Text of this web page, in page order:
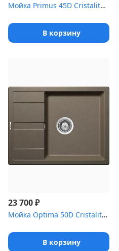
Мойка Primus 45D Cristalite мокка
В корзину
23 700₽
Мойка Optima 50D Cristalite альпака
В корзину